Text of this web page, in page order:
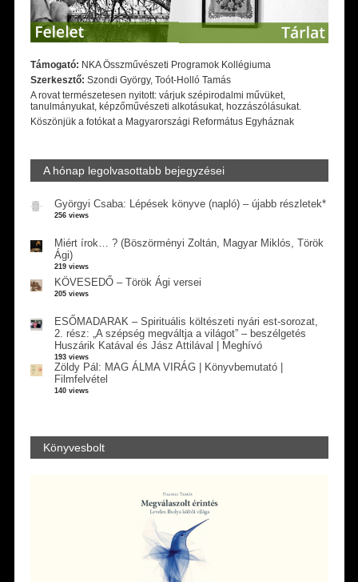
Támogató: NKA Összművészeti Programok Kollégiuma
Szerkesztő: Szondi György, Toót-Holló Tamás
A rovat természetesen nyitott: várjuk szépirodalmi művüket,
tanulmányukat, képzőművészeti alkotásukat, hozzászólásukat.
Köszönjük a fotókat a Magyarországi Református Egyháznak
A hónap legolvasottabb bejegyzései
Györgyi Csaba: Lépések könyve (napló) – újabb részletek*
256 views
Miért írok… ? (Böszörményi Zoltán, Magyar Miklós, Török
Ági)
219 views
KÖVESEDŐ – Török Ági versei
205 views
ESŐMADARAK – Spirituális költészeti nyári est-sorozat,
2. rész: „A szépség megváltja a világot” – beszélgetés
Huszárik Katával és Jász Attilával | Meghívó
193 views
Zöldy Pál: MAG ÁLMA VIRÁG | Könyvbemutató |
Filmfelvétel
140 views
Könyvesbolt